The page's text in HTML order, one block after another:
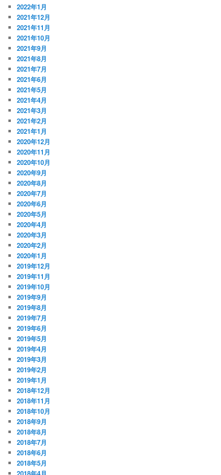
2022年1月
2021年12月
2021年11月
2021年10月
2021年9月
2021年8月
2021年7月
2021年6月
2021年5月
2021年4月
2021年3月
2021年2月
2021年1月
2020年12月
2020年11月
2020年10月
2020年9月
2020年8月
2020年7月
2020年6月
2020年5月
2020年4月
2020年3月
2020年2月
2020年1月
2019年12月
2019年11月
2019年10月
2019年9月
2019年8月
2019年7月
2019年6月
2019年5月
2019年4月
2019年3月
2019年2月
2019年1月
2018年12月
2018年11月
2018年10月
2018年9月
2018年8月
2018年7月
2018年6月
2018年5月